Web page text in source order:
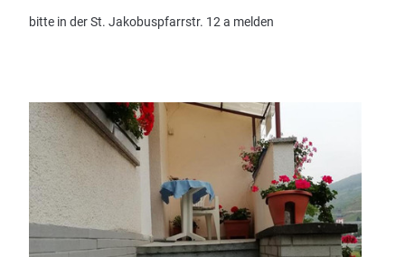
bitte in der St. Jakobuspfarrstr. 12 a melden